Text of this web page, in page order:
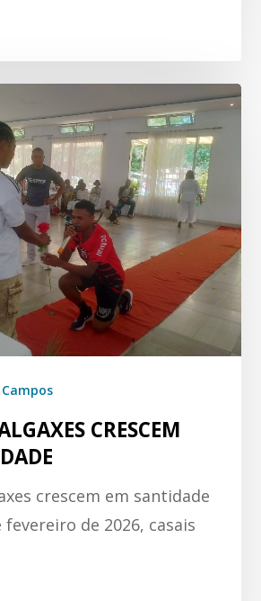
Campos
CRESCEM
crescem em santidade
fevereiro de 2026, casais